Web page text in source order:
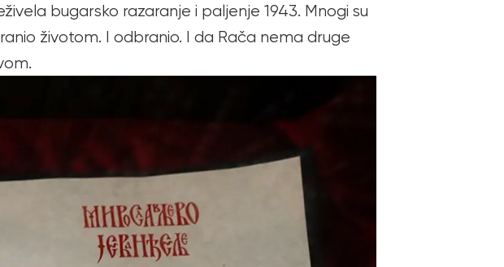
bugarsko razaranje i paljenje 1943. Mnogi su
životom. I odbranio. I da Rača nema druge